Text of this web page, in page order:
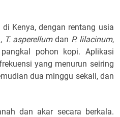
Kenya, dengan rentang usia
T. asperellumdan P. lilacinum,
pohon kopi. Aplikasi
yang menurun seiring
dua minggu sekali, dan
dan akar secara berkala.